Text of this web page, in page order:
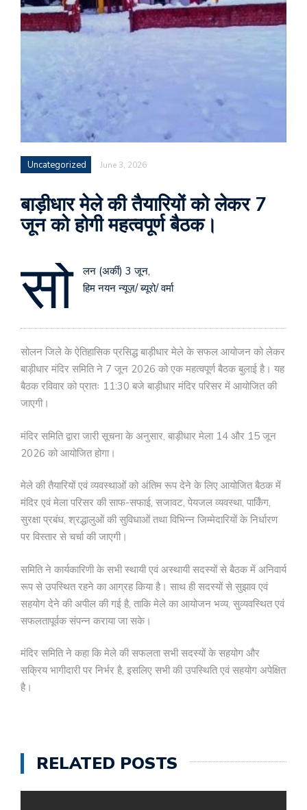
Uncategorized June 3, 2026
बाड़ीधार मेले की तैयारियों को लेकर 7
जून को होगी महत्वपूर्ण बैठक।
सो
लन (अर्की) 3 जून,
हिम नयन न्यूज़/ ब्यूरो/ वर्मा
सोलन जिले के ऐतिहासिक प्रसिद्ध बाड़ीधार मेले के सफल आयोजन को लेकर
बाड़ीधार मंदिर समिति ने 7 जून 2026 को एक महत्वपूर्ण बैठक बुलाई है। यह
बैठक रविवार को प्रातः 11:30 बजे बाड़ीधार मंदिर परिसर में आयोजित की
जाएगी।
मंदिर समिति द्वारा जारी सूचना के अनुसार, बाड़ीधार मेला 14 और 15 जून
2026 को आयोजित होगा।
मेले की तैयारियों एवं व्यवस्थाओं को अंतिम रूप देने के लिए आयोजित बैठक में
मंदिर एवं मेला परिसर की साफ-सफाई, सजावट, पेयजल व्यवस्था, पार्किंग,
सुरक्षा प्रबंध, श्रद्धालुओं की सुविधाओं तथा विभिन्न जिम्मेदारियों के निर्धारण
पर विस्तार से चर्चा की जाएगी।
समिति ने कार्यकारिणी के सभी स्थायी एवं अस्थायी सदस्यों से बैठक में अनिवार्य
रूप से उपस्थित रहने का आग्रह किया है। साथ ही सदस्यों से सुझाव एवं
सहयोग देने की अपील की गई है, ताकि मेले का आयोजन भव्य, सुव्यवस्थित एवं
सफलतापूर्वक संपन्न कराया जा सके।
मंदिर समिति ने कहा कि मेले की सफलता सभी सदस्यों के सहयोग और
सक्रिय भागीदारी पर निर्भर है, इसलिए सभी की उपस्थिति एवं सहयोग अपेक्षित
है।
RELATED POSTS